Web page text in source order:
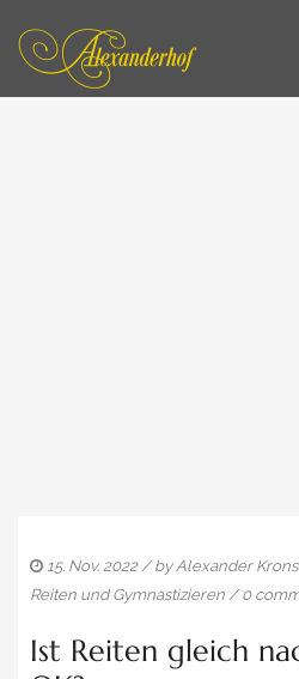
TERMINE / SEMINARE
PREISE
15. Nov. 2022/ byAlexander
Reiten und Gymnastizieren /0
Ist Reiten gleich